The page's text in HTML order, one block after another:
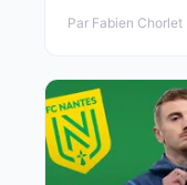
Par Fabien Chorlet